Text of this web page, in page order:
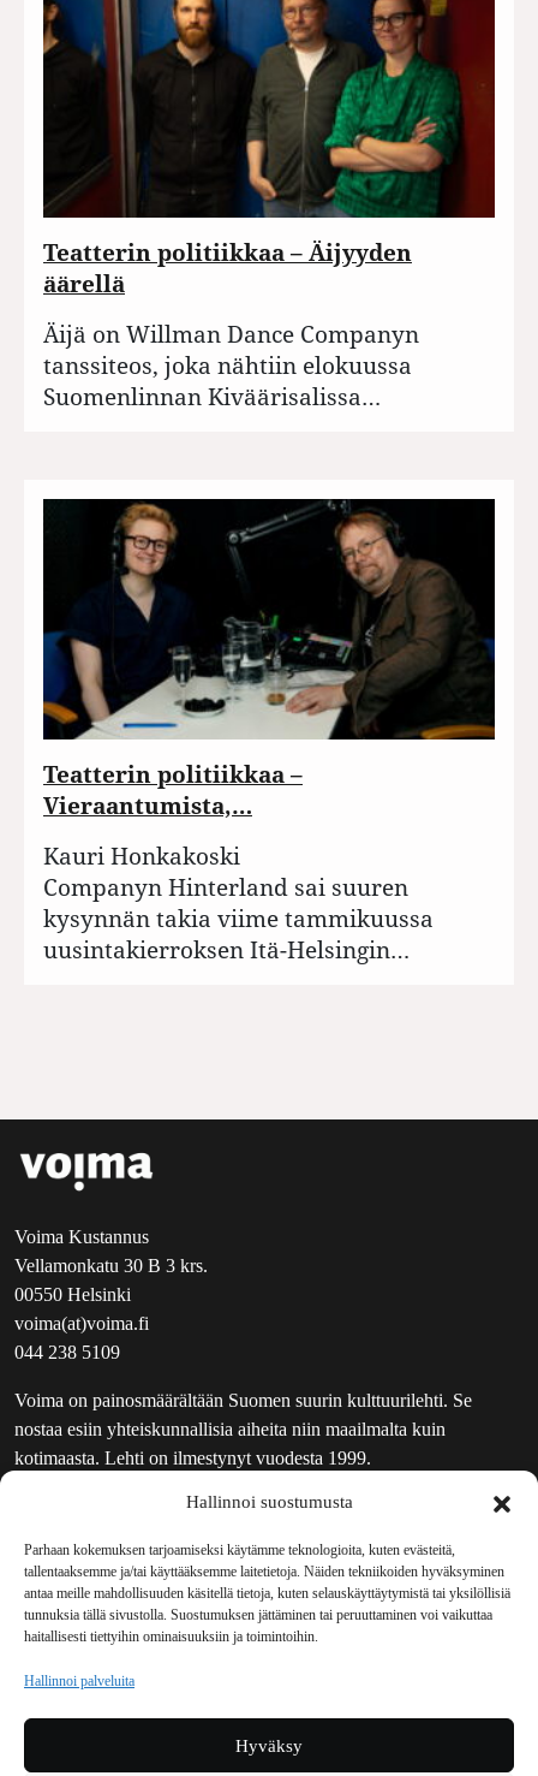
Hallinnoi suostumusta
Parhaan kokemuksen tarjoamiseksi käytämme teknologioita, kuten evästeitä,
tallentaaksemme ja/tai käyttääksemme laitetietoja. Näiden tekniikoiden hyväksyminen
antaa meille mahdollisuuden käsitellä tietoja, kuten selauskäyttäytymistä tai yksilöllisiä
tunnuksia tällä sivustolla. Suostumuksen jättäminen tai peruuttaminen voi vaikuttaa
haitallisesti tiettyihin ominaisuuksiin ja toimintoihin.
Hallinnoi palveluita
Hyväksy
Teatterin politiikkaa – Äijyyden
äärellä
Äijä on Willman Dance Companyn
tanssiteos, joka nähtiin elokuussa
Suomenlinnan Kiväärisalissa…
Teatterin politiikkaa –
Vieraantumista,…
Kauri Honkakoski
Companyn Hinterland sai suuren
kysynnän takia viime tammikuussa
uusintakierroksen Itä-Helsingin…
Voima Kustannus
Vellamonkatu 30 B 3 krs.
00550 Helsinki
voima(at)voima.fi
044 238 5109
Voima on painosmäärältään Suomen suurin kulttuurilehti. Se
nostaa esiin yhteiskunnallisia aiheita niin maailmalta kuin
kotimaasta. Lehti on ilmestynyt vuodesta 1999.
UUTISKIRJE
MAINOSTAJILLE
VASTAMAINOKSET
JAKELUPAIKAT
REKISTERISELOSTE
TILAUKSEN PERUUTUSPYYNTÖ